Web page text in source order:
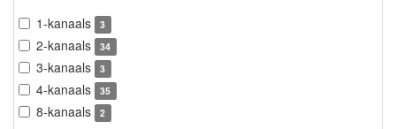
1-kanaals
3
2-kanaals 34
3-kanaals 3
4-kanaals 35
8-kanaals 2